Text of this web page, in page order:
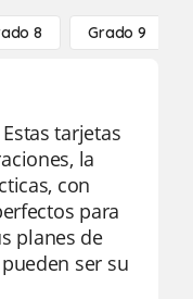
8 Grado 9
tarjetas
la
con
para
planes de
ser su